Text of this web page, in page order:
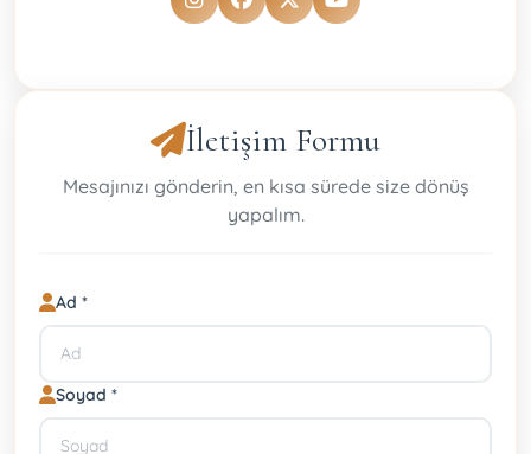
İletişim Formu
Mesajınızı gönderin, en kısa sürede size dönüş
yapalım.
Ad *
Soyad *